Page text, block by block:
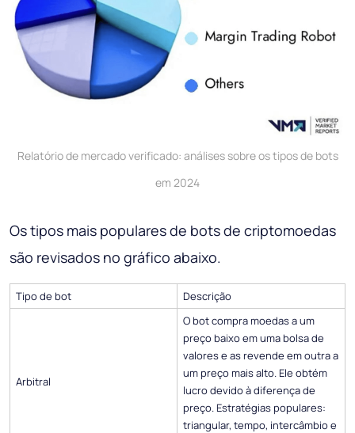
Relatório de mercado verificado: análises sobre os tipos de bots
em 2024
Os tipos mais populares de bots de criptomoedas
são revisados ​​no gráfico abaixo.
Tipo de bot Descrição
Arbitral
O bot compra moedas a um
preço baixo em uma bolsa de
valores e as revende em outra a
um preço mais alto. Ele obtém
lucro devido à diferença de
preço. Estratégias populares:
triangular, tempo, intercâmbio e